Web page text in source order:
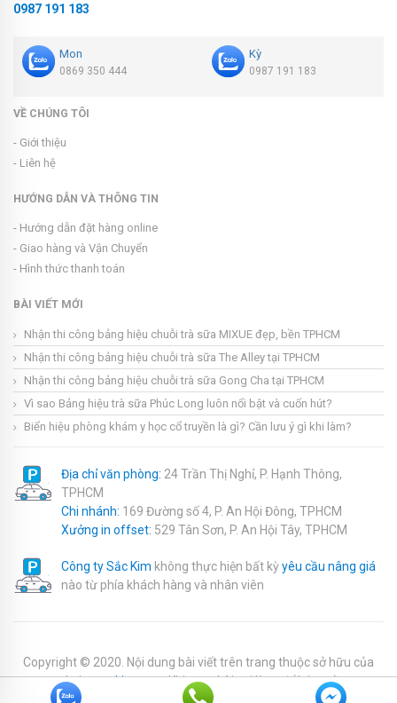
0987 191 183
Mon
0869 350 444
Kỳ
0987 191 183
VỀ CHÚNG TÔI
- Giới thiệu
- Liên hệ
HƯỚNG DẪN VÀ THÔNG TIN
- Hướng dẫn đặt hàng online
- Giao hàng và Vận Chuyển
- Hình thức thanh toán
BÀI VIẾT MỚI
Nhận thi công bảng hiệu chuỗi trà sữa MIXUE đẹp, bền TPHCM
Nhận thi công bảng hiệu chuỗi trà sữa The Alley tại TPHCM
Nhận thi công bảng hiệu chuỗi trà sữa Gong Cha tại TPHCM
Vì sao Bảng hiệu trà sữa Phúc Long luôn nổi bật và cuốn hút?
Biển hiệu phòng khám y học cổ truyền là gì? Cần lưu ý gì khi làm?
Địa chỉ văn phòng: 24 Trần Thị Nghỉ, P. Hạnh Thông,
TPHCM
Chi nhánh: 169 Đường số 4, P. An Hội Đông, TPHCM
Xưởng in offset: 529 Tân Sơn, P. An Hội Tây, TPHCM
Công ty Sắc Kim không thực hiện bất kỳyêu cầu nâng giá
nào từ phía khách hàng và nhân viên
Copyright © 2020. Nội dung bài viết trên trang thuộc sở hữu của
websitesackim.com. Khi copy bài vui lòng để lại nguồn